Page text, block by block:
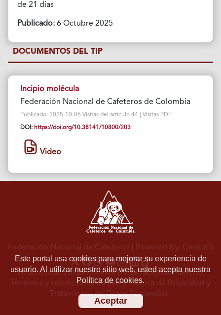
de 21 días
Publicado:6 Octubre 2025
DOCUMENTOS DEL TIP
Incipio molécula
Federación Nacional de Cafeteros de Colombia
Publicado: 2025-10-06 Visitas del artículo 44 | Visitas PDF
DOI: https://doi.org/10.38141/10800/203
Video
Este portal usa cookies para mejorar su experiencia de
usuario. Al utilizar nuestro sitio web, usted acepta nuestra
Política de cookies.
Aceptar
Federación Nacional de Cafeteros | Powered by: Cenicafé
Al continuar utilizando este portal, aceptas nuestros
Términos y condiciones de usoyPolítica de Privacidad y
Tratamiento de Datos Personales